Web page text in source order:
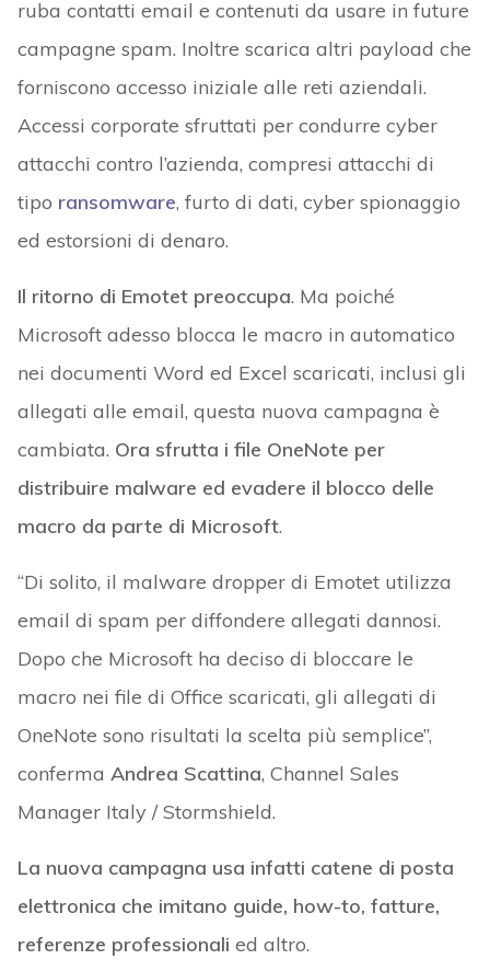
ruba contatti email e contenuti da usare in future
campagne spam. Inoltre scarica altri payload che
forniscono accesso iniziale alle reti aziendali.
Accessi corporate sfruttati per condurre cyber
attacchi contro l’azienda, compresi attacchi di
tipo ransomware, furto di dati, cyber spionaggio
ed estorsioni di denaro.
Il ritorno di Emotet preoccupa. Ma poiché
Microsoft adesso blocca le macro in automatico
nei documenti Word ed Excel scaricati, inclusi gli
allegati alle email, questa nuova campagna è
cambiata. Ora sfrutta i file OneNote per
distribuire malware ed evadere il blocco delle
macro da parte di Microsoft.
“Di solito, il malware dropper di Emotet utilizza
email di spam per diffondere allegati dannosi.
Dopo che Microsoft ha deciso di bloccare le
macro nei file di Office scaricati, gli allegati di
OneNote sono risultati la scelta più semplice”,
conferma Andrea Scattina, Channel Sales
Manager Italy / Stormshield.
La nuova campagna usa infatti catene di posta
elettronica che imitano guide, how-to, fatture,
referenze professionali ed altro.